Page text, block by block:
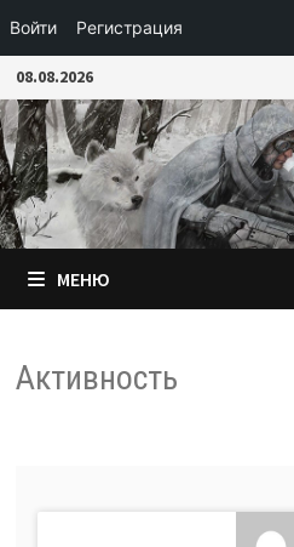
Войти Регистрация
Перейти
к
содержимому
08.08.2026
МЕНЮ
Активность